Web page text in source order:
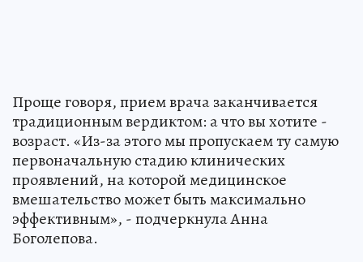
Проще говоря, прием врача заканчивается
традиционным вердиктом: а что вы хотите -
возраст. «Из-за этого мы пропускаем ту самую
первоначальную стадию клинических
проявлений, на которой медицинское
вмешательство может быть максимально
эффективным», - подчеркнула Анна
Боголепова.